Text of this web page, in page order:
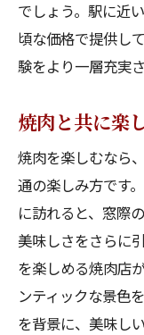
でしょう。駅に近
頃な価格で提供し
験をより一層充実
焼肉と共に楽
焼肉を楽しむなら
通の楽しみ方です
に訪れると、窓際
美味しさをさらに
を楽しめる焼肉店
ンティックな景色
を背景に、美味し